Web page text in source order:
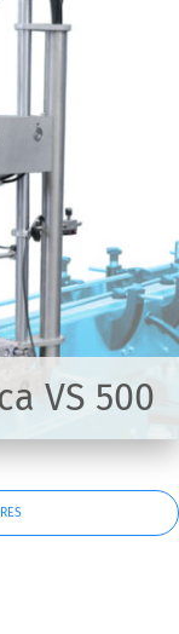
VS 500